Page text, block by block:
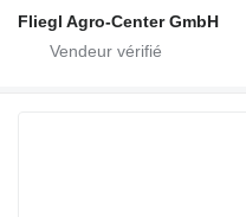
Fliegl Agro-Center GmbH